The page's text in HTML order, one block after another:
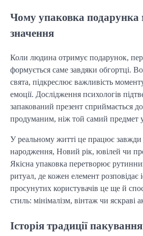
Чому упаковка подарунка
значення
Коли людина отримує подарунок,
формується саме завдяки обгортці.
свята, підкреслює важливість
емоції. Дослідження психологів
запакований презент сприймається
продуманим, ніж той самий предмет
У реальному житті це працює
народження, Новий рік, ювілей чи
Якісна упаковка перетворює
ритуал, де кожен елемент розповідає
просунутих користувачів це ще й
стиль: мінімалізм, вінтаж чи яскраві
Історія традиції